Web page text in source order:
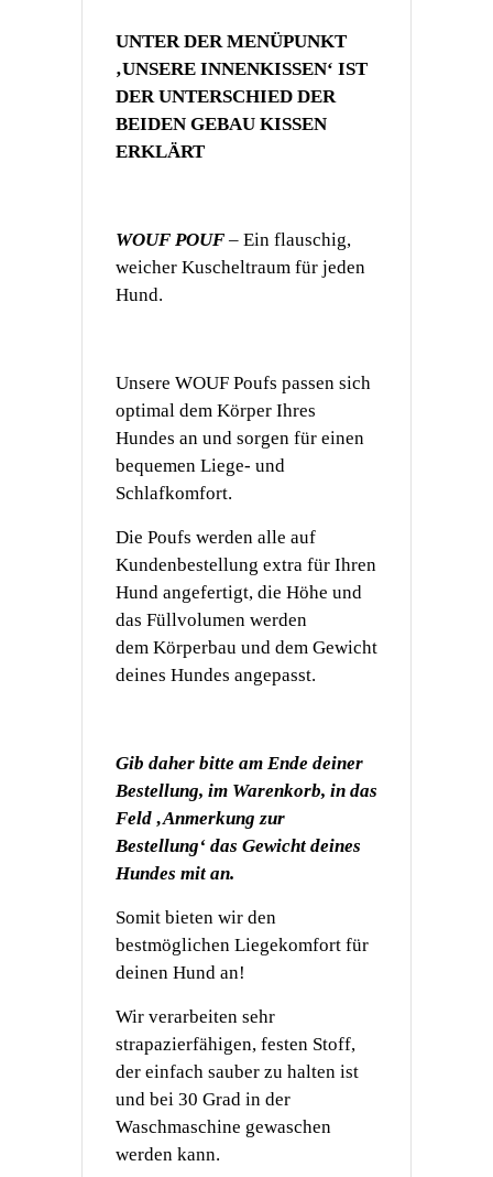
UNTER DER MENÜPUNKT
‚UNSERE INNENKISSEN‘ IST
DER UNTERSCHIED DER
BEIDEN GEBAU KISSEN
ERKLÄRT
WOUF POUF – Ein flauschig,
weicher Kuscheltraum für jeden
Hund.
Unsere WOUF Poufs passen sich
optimal dem Körper Ihres
Hundes an und sorgen für einen
bequemen Liege- und
Schlafkomfort.
Die Poufs werden alle auf
Kundenbestellung extra für Ihren
Hund angefertigt, die Höhe und
das Füllvolumen werden
dem Körperbau und dem Gewicht
deines Hundes angepasst.
Gib daher bitte am Ende deiner
Bestellung, im Warenkorb, in das
Feld ‚Anmerkung zur
Bestellung‘ das Gewicht deines
Hundes mit an.
Somit bieten wir den
bestmöglichen Liegekomfort für
deinen Hund an!
Wir verarbeiten sehr
strapazierfähigen, festen Stoff,
der einfach sauber zu halten ist
und bei 30 Grad in der
Waschmaschine gewaschen
werden kann.